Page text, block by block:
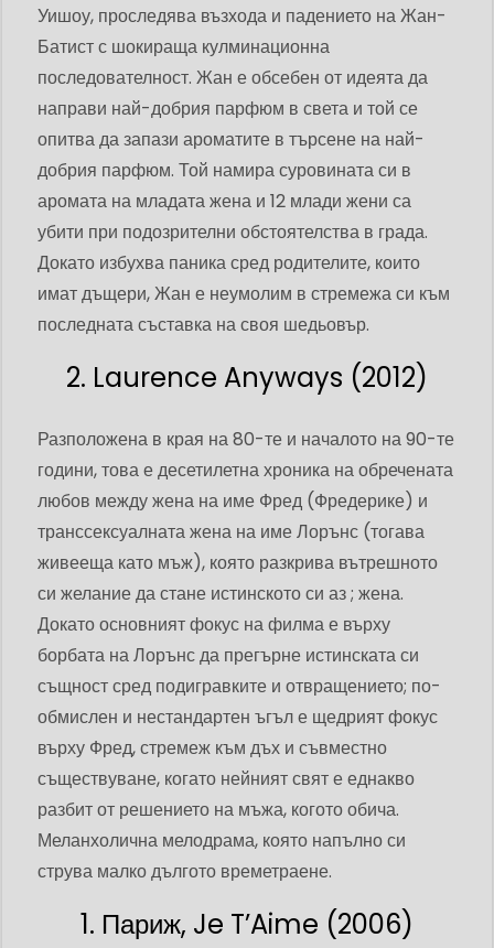
Уишоу, проследява възхода и падението на Жан-
Батист с шокираща кулминационна
последователност. Жан е обсебен от идеята да
направи най-добрия парфюм в света и той се
опитва да запази ароматите в търсене на най-
добрия парфюм. Той намира суровината си в
аромата на младата жена и 12 млади жени са
убити при подозрителни обстоятелства в града.
Докато избухва паника сред родителите, които
имат дъщери, Жан е неумолим в стремежа си към
последната съставка на своя шедьовър.
2. Laurence Anyways (2012)
Разположена в края на 80-те и началото на 90-те
години, това е десетилетна хроника на обречената
любов между жена на име Фред (Фредерике) и
транссексуалната жена на име Лорънс (тогава
живееща като мъж), която разкрива вътрешното
си желание да стане истинското си аз ; жена.
Докато основният фокус на филма е върху
борбата на Лорънс да прегърне истинската си
същност сред подигравките и отвращението; по-
обмислен и нестандартен ъгъл е щедрият фокус
върху Фред, стремеж към дъх и съвместно
съществуване, когато нейният свят е еднакво
разбит от решението на мъжа, когото обича.
Меланхолична мелодрама, която напълно си
струва малко дългото времетраене.
1. Париж, Je T’Aime (2006)